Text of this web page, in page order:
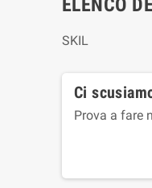
ELENCO
SKIL
Ci
Prova a fare